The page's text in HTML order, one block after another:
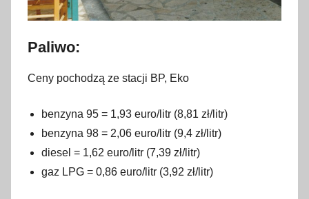
Paliwo:
Ceny pochodzą ze stacji BP, Eko
benzyna 95 = 1,93 euro/litr (8,81 zł/litr)
benzyna 98 = 2,06 euro/litr (9,4 zł/litr)
diesel = 1,62 euro/litr (7,39 zł/litr)
gaz LPG = 0,86 euro/litr (3,92 zł/litr)